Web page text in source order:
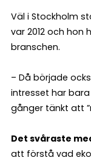
Väl i Stockholm
var 2012 och
branschen.
– Då började
intresset har
gånger tänkt att
Det svåraste
att förstå vad